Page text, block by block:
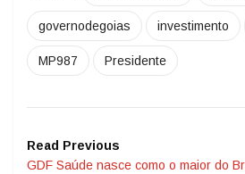
governodegoias investimento
MP987 Presidente
Read Previous
GDF Saúde nasce como o maior do